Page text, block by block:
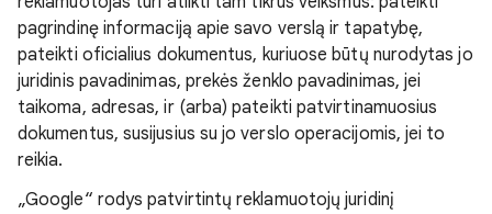
pagrindinę informaciją apie savo verslą ir tapatybę,
pateikti oficialius dokumentus, kuriuose būtų nurodytas jo
juridinis pavadinimas, prekės ženklo pavadinimas, jei
taikoma, adresas, ir (arba) pateikti patvirtinamuosius
dokumentus, susijusius su jo verslo operacijomis, jei to
reikia.
„Google“ rodys patvirtintų reklamuotojų juridinį